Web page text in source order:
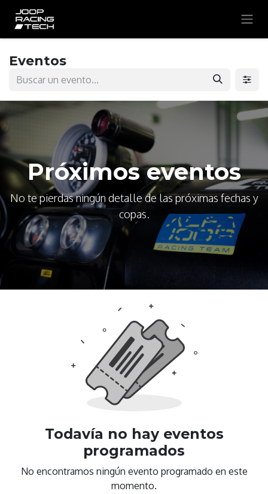
Ir al contenido
Eventos
Próximos eventos
No te pierdas ningún detalle de las próximas fechas y
copas.
Todavía no hay eventos
programados
No encontramos ningún evento programado en este
momento.